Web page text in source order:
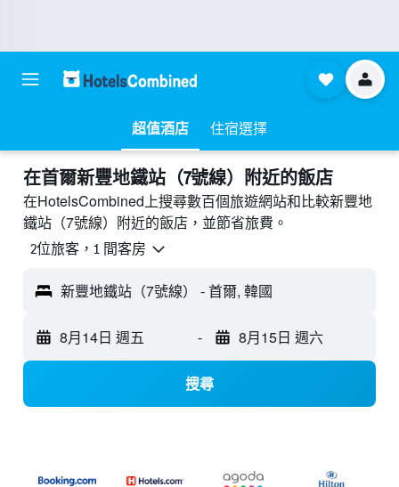
超值酒店 住宿選擇
​在首爾新豐地鐵站（7號線）附近​的飯店
在HotelsCombined上搜尋數百個旅遊網站和比較新豐地
鐵站（7號線）附近的飯店，並節省旅費。
2位旅客，1 間客房
新豐地鐵站（7號線） - 首爾, 韓國
8月14日 週五 - 8月15日 週六
搜尋